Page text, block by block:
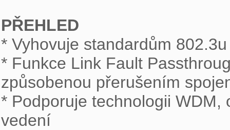
PŘEHLED
* Vyhovuje standardům
* Funkce Link Fault
způsobenou přerušením
* Podporuje technologii
vedení